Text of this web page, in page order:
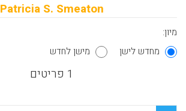
Patricia S. Smeaton
מיון:
מחדש לישן
מישן לחדש
1 פריטים